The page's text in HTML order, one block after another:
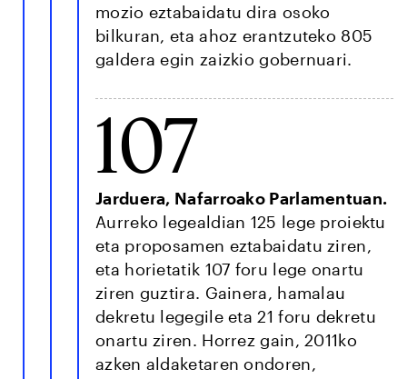
mozio eztabaidatu dira osoko
bilkuran, eta ahoz erantzuteko 805
galdera egin zaizkio gobernuari.
107
Jarduera, Nafarroako Parlamentuan.
Aurreko legealdian 125 lege proiektu
eta proposamen eztabaidatu ziren,
eta horietatik 107 foru lege onartu
ziren guztira. Gainera, hamalau
dekretu legegile eta 21 foru dekretu
onartu ziren. Horrez gain, 2011ko
azken aldaketaren ondoren,